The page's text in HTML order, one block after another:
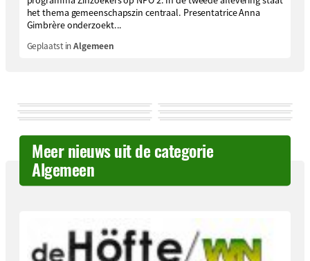
het thema gemeenschapszin centraal. Presentatrice Anna
Gimbrère onderzoekt...
Geplaatst inAlgemeen
Meer nieuws uit de categorie
Algemeen